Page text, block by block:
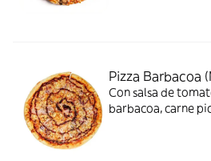
Pizza Barbacoa
Con salsa de
barbacoa, carne